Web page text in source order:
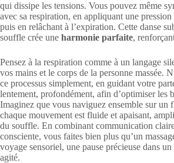
qui dissipe les tensions. Vous pouvez même
avec sa respiration, en appliquant une
puis en relâchant à l’expiration. Cette danse
souffle crée une harmonie parfaite,
Pensez à la respiration comme à un langage
vos mains et le corps de la personne massée.
ce processus simplement, en guidant votre
lentement, profondément, afin d’optimiser les
Imaginez que vous naviguez ensemble sur un
chaque mouvement est fluide et apaisant,
du souffle. En combinant communication
consciente, vous faites bien plus qu’un
voyage sensoriel, une pause précieuse dans
agité.